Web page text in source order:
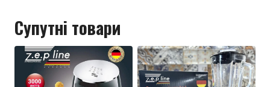
Супутні товари